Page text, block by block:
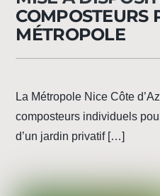
COMPOSTEURS
MÉTROPOLE
La Métropole Nice Côte
composteurs individuels
d’un jardin privatif […]